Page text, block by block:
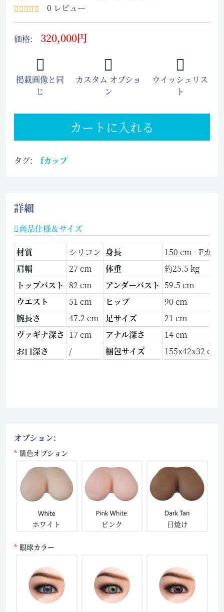
0 レビュー
価格: 320,000円
掲載画像と同
じ
カスタム オプショ
ン
ウイッシュリス
ト
カートに入れる
タグ: fカップ
詳細
商品仕様＆サイズ
材質 シリコン 身長
150 cm - Fカッ
肩幅
27 cm 体重
約25.5 kg
トップバスト 82 cm アンダーバスト 59.5 cm
ウエスト
51 cm ヒップ
90 cm
腕長さ
47.2 cm 足サイズ
21 cm
ヴァギナ深さ 17 cm アナル深さ
14 cm
お口深さ
/ 梱包サイズ 155x42x32 cm
オプション:
肌色オプション
ホワイト ピンク 日焼け
眼球カラー